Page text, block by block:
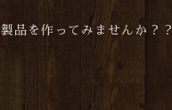
品を作ってみませんか？？